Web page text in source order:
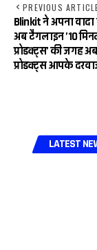
PREVIOUS
Blinkit ने अपना
अब टैगलाइन ’10
प्रोडक्ट्स’ की जगह
प्रोडक्ट्स आपके
LATEST